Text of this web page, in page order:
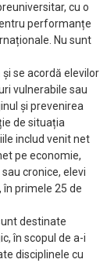
cu o
performanțe
Nu sunt
se acordă elevilor
vulnerabile sau
și prevenirea
de situația
includ venit net
pe economie,
cronice, elevi
primele 25 de
destinate
în scopul de a-i
disciplinele cu